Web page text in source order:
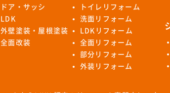
ドア・サッシ
LDK
外壁塗装・屋根塗装
全面改装
トイレリフォーム
洗面リフォーム
LDKリフォーム
全面リフォーム
部分リフォーム
外装リフォーム